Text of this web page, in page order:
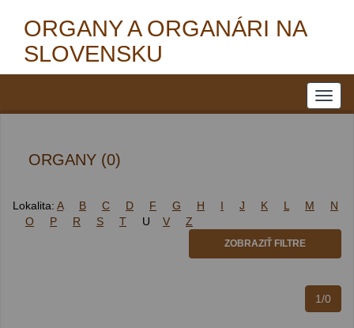
ORGANY A ORGANÁRI NA
SLOVENSKU
ORGANY (0)
Lokalita: A B C D F G H I J K L M
N
O
P R S T U V Z
ZOBRAZIŤ FILTRE
1/0